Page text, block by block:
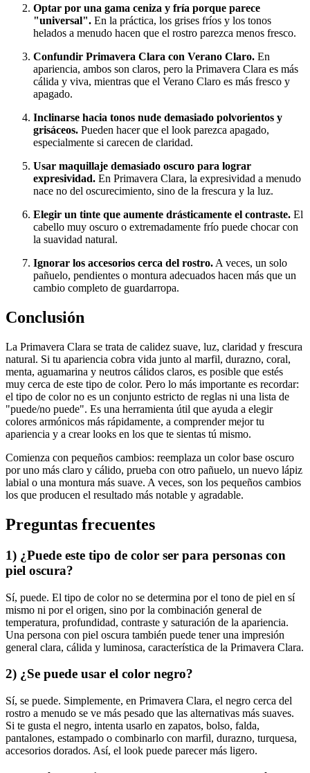
Optar por una gama ceniza y fría porque parece
"universal". En la práctica, los grises fríos y los tonos
helados a menudo hacen que el rostro parezca menos fresco.
Confundir Primavera Clara con Verano Claro. En
apariencia, ambos son claros, pero la Primavera Clara es más
cálida y viva, mientras que el Verano Claro es más fresco y
apagado.
Inclinarse hacia tonos nude demasiado polvorientos y
grisáceos. Pueden hacer que el look parezca apagado,
especialmente si carecen de claridad.
Usar maquillaje demasiado oscuro para lograr
expresividad. En Primavera Clara, la expresividad a menudo
nace no del oscurecimiento, sino de la frescura y la luz.
Elegir un tinte que aumente drásticamente el contraste. El
cabello muy oscuro o extremadamente frío puede chocar con
la suavidad natural.
Ignorar los accesorios cerca del rostro. A veces, un solo
pañuelo, pendientes o montura adecuados hacen más que un
cambio completo de guardarropa.
Conclusión
La Primavera Clara se trata de calidez suave, luz, claridad y frescura
natural. Si tu apariencia cobra vida junto al marfil, durazno, coral,
menta, aguamarina y neutros cálidos claros, es posible que estés
muy cerca de este tipo de color. Pero lo más importante es recordar:
el tipo de color no es un conjunto estricto de reglas ni una lista de
"puede/no puede". Es una herramienta útil que ayuda a elegir
colores armónicos más rápidamente, a comprender mejor tu
apariencia y a crear looks en los que te sientas tú mismo.
Comienza con pequeños cambios: reemplaza un color base oscuro
por uno más claro y cálido, prueba con otro pañuelo, un nuevo lápiz
labial o una montura más suave. A veces, son los pequeños cambios
los que producen el resultado más notable y agradable.
Preguntas frecuentes
1) ¿Puede este tipo de color ser para personas con
piel oscura?
Sí, puede. El tipo de color no se determina por el tono de piel en sí
mismo ni por el origen, sino por la combinación general de
temperatura, profundidad, contraste y saturación de la apariencia.
Una persona con piel oscura también puede tener una impresión
general clara, cálida y luminosa, característica de la Primavera Clara.
2) ¿Se puede usar el color negro?
Sí, se puede. Simplemente, en Primavera Clara, el negro cerca del
rostro a menudo se ve más pesado que las alternativas más suaves.
Si te gusta el negro, intenta usarlo en zapatos, bolso, falda,
pantalones, estampado o combinarlo con marfil, durazno, turquesa,
accesorios dorados. Así, el look puede parecer más ligero.